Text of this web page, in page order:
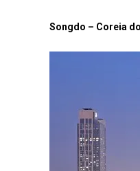
Songdo – Coreia do